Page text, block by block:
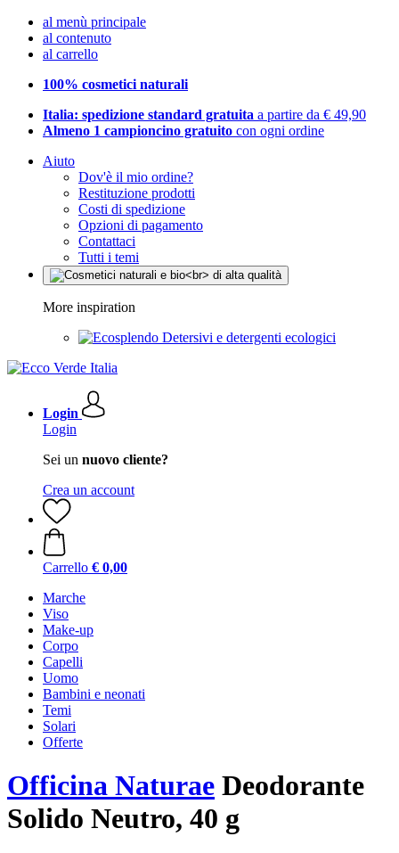
al menù principale
al contenuto
al carrello
100% cosmetici naturali
Italia: spedizione standard gratuita a partire da € 49,90
Almeno 1 campioncino gratuito con ogni ordine
Aiuto
Dov'è il mio ordine?
Restituzione prodotti
Costi di spedizione
Opzioni di pagamento
Contattaci
Tutti i temi
More inspiration
Detersivi e detergenti ecologici
Login
Login
Sei un nuovo cliente?
Crea un account
Carrello € 0,00
Marche
Viso
Make-up
Corpo
Capelli
Uomo
Bambini e neonati
Temi
Solari
Offerte
Officina Naturae Deodorante
Solido Neutro, 40 g